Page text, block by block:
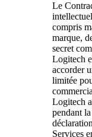
Le
compris
marque,
secret
Logitech
accorder
limitée
Logitech
pendant
Services